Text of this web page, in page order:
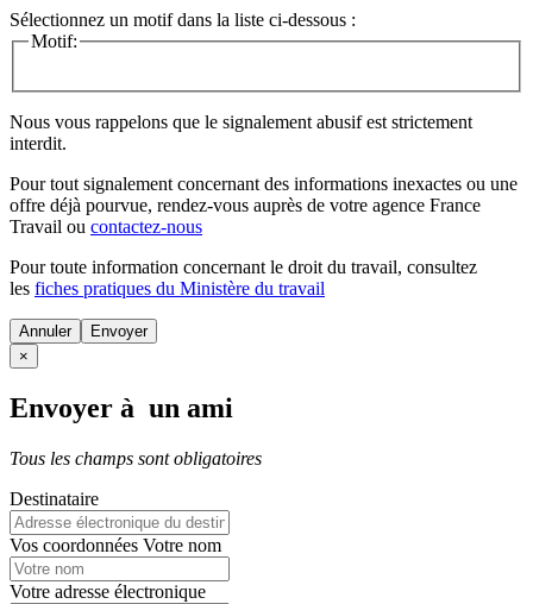
Sélectionnez un motif dans la liste ci-dessous :
Motif:
Nous vous rappelons que le signalement abusif est strictement
interdit.
Pour tout signalement concernant des informations inexactes ou une
offre déjà pourvue, rendez-vous auprès de votre agence France
Travail ou contactez-nous
Pour toute information concernant le droit du travail, consultez
les fiches pratiques du Ministère du travail
Annuler
×
Envoyer à un ami
Tous les champs sont obligatoires
Destinataire
Vos coordonnées Votre nom
Votre adresse électronique